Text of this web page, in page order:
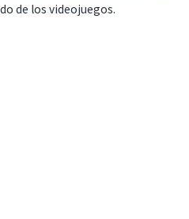
de los videojuegos.